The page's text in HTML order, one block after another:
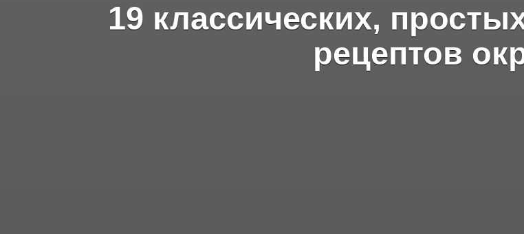
19 классических,
рецептов